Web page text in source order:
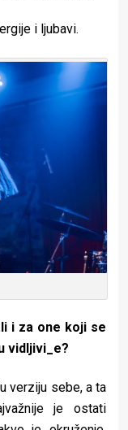
i ljubavi.
i za one koji se
vidljivi_e?
verziju sebe, a ta
je ostati